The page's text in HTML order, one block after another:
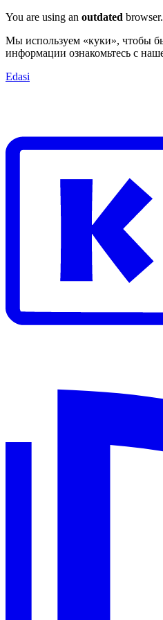
You are using an outdated
Мы используем «куки», чтобы
информации ознакомьтесь с
Edasi